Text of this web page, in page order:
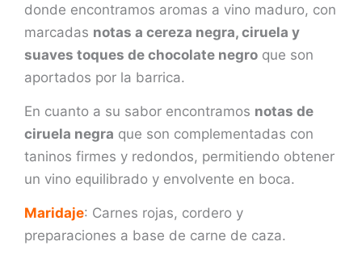
donde encontramos aromas a vino maduro, con
marcadas notas a cereza negra, ciruela y
suaves toques de chocolate negro que son
aportados por la barrica.
En cuanto a su sabor encontramos notas de
ciruela negra que son complementadas con
taninos firmes y redondos, permitiendo obtener
un vino equilibrado y envolvente en boca.
Maridaje: Carnes rojas, cordero y
preparaciones a base de carne de caza.